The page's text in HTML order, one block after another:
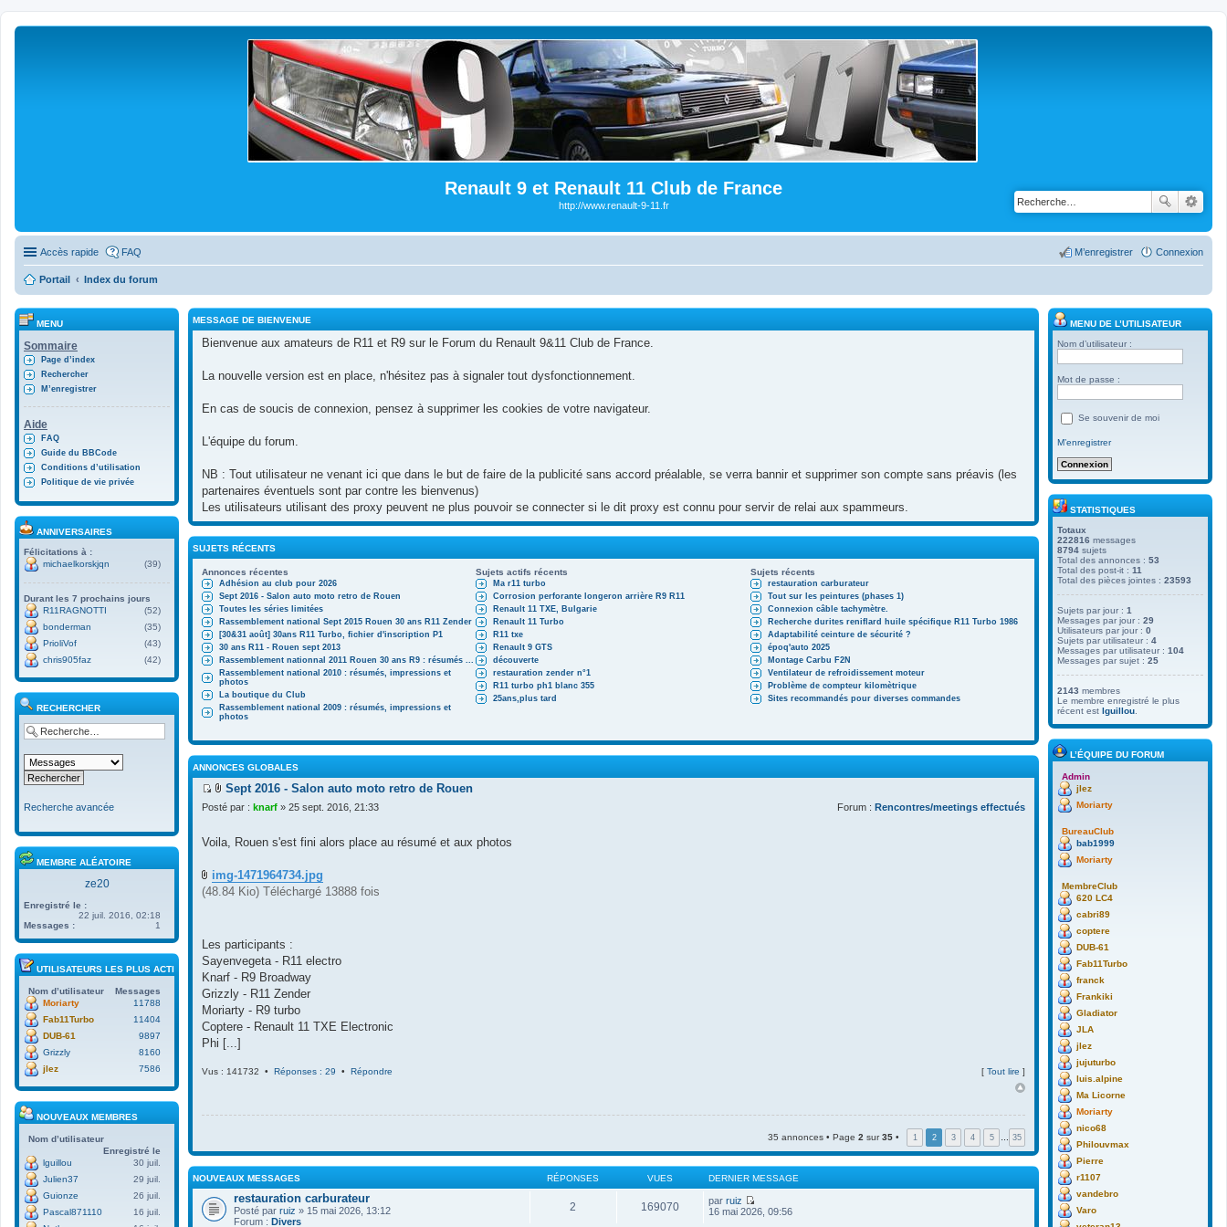
Renault 9 et Renault 11 Club de France
http://www.renault-9-11.fr
Accès rapide FAQ Connexion
M’enregistrer
Portail Index du forum
MESSAGE DE BIENVENUE
Bienvenue aux amateurs de R11 et R9 sur le Forum du Renault 9&11 Club de France.
La nouvelle version est en place, n'hésitez pas à signaler tout dysfonctionnement.
En cas de soucis de connexion, pensez à supprimer les cookies de votre navigateur.
L'équipe du forum.
NB : Tout utilisateur ne venant ici que dans le but de faire de la publicité sans accord préalable, se verra bannir et supprimer son compte sans préavis (les
partenaires éventuels sont par contre les bienvenus)
Les utilisateurs utilisant des proxy peuvent ne plus pouvoir se connecter si le dit proxy est connu pour servir de relai aux spammeurs.
SUJETS RÉCENTS
Annonces récentes Sujets actifs récents Sujets récents
Adhésion au club pour 2026
Sept 2016 - Salon auto moto retro de Rouen
Toutes les séries limitées
Rassemblement national Sept 2015 Rouen 30 ans R11 Zender
[30&31 août] 30ans R11 Turbo, fichier d'inscription P1
30 ans R11 - Rouen sept 2013
Rassemblement nationnal 2011 Rouen 30 ans R9 : résumés ...
Rassemblement national 2010 : résumés, impressions et
photos
La boutique du Club
Rassemblement national 2009 : résumés, impressions et
photos
Ma r11 turbo
Corrosion perforante longeron arrière R9 R11
Renault 11 TXE, Bulgarie
Renault 11 Turbo
R11 txe
Renault 9 GTS
découverte
restauration zender n°1
R11 turbo ph1 blanc 355
25ans,plus tard
restauration carburateur
Tout sur les peintures (phases 1)
Connexion câble tachymètre.
Recherche durites reniflard huile spécifique R11 Turbo 1986
Adaptabilité ceinture de sécurité ?
époq'auto 2025
Montage Carbu F2N
Ventilateur de refroidissement moteur
Problème de compteur kilomètrique
Sites recommandés pour diverses commandes
ANNONCES GLOBALES
o
l
d
e
r
r
m
e
s
s
a
g
e
i
i
r
(
s
n
t
(
s
)
Sept 2016 - Salon auto moto retro de Rouen
Posté par : knarf » 25 sept. 2016, 21:33 Forum : Rencontres/meetings effectués
Voila, Rouen s'est fini alors place au résumé et aux photos
img-1471964734.jpg
(48.84 Kio) Téléchargé 13888 fois
Les participants :
Sayenvegeta - R11 electro
Knarf - R9 Broadway
Grizzly - R11 Zender
Moriarty - R9 turbo
Coptere - Renault 11 TXE Electronic
Phi [...]
Vus : 141732 • Réponses : 29 • Répondre [ Tout lire ]
35 annonces • Page 2 sur35 • 1 2 3 4 5 35
NOUVEAUX MESSAGES RÉPONSES VUES DERNIER MESSAGE
restauration carburateur
Posté par ruiz » 15 mai 2026, 13:12
Forum : Divers
2 169070 par ruiz
V
16 mai 2026, 09:56
MENU
Sommaire
Page d’index
Rechercher
M’enregistrer
Aide
FAQ
Guide du BBCode
Conditions d’utilisation
Politique de vie privée
ANNIVERSAIRES
Félicitations à :
michaelkorskjqn
(39)
Durant les 7 prochains jours
R11RAGNOTTI
(52)
bonderman
(35)
PrioliVof
(43)
chris905faz
(42)
RECHERCHER
Recherche avancée
MEMBRE ALÉATOIRE
ze20
Enregistré le :
22 juil. 2016, 02:18
Messages :
1
UTILISATEURS LES PLUS ACTIFS
Nom d’utilisateur
Messages
Moriarty
11788
Fab11Turbo
11404
DUB-61
9897
Grizzly
8160
jlez
7586
NOUVEAUX MEMBRES
Nom d’utilisateur
Enregistré le
lguillou
30 juil.
Julien37
29 juil.
Guionze
26 juil.
Pascal871110
16 juil.
MENU DE L’UTILISATEUR
Nom d’utilisateur :
Mot de passe :
Se souvenir de moi
M’enregistrer
STATISTIQUES
Totaux
222816 messages
8794 sujets
Total des annonces : 53
Total des post-it : 11
Total des pièces jointes : 23593
Sujets par jour : 1
Messages par jour : 29
Utilisateurs par jour : 0
Sujets par utilisateur : 4
Messages par utilisateur : 104
Messages par sujet : 25
2143 membres
Le membre enregistré le plus
récent est lguillou
L’ÉQUIPE DU FORUM
Admin
jlez
Moriarty
BureauClub
bab1999
Moriarty
MembreClub
620 LC4
cabri89
coptere
DUB-61
Fab11Turbo
franck
Frankiki
Gladiator
JLA
jlez
jujuturbo
luis.alpine
Ma Licorne
Moriarty
nico68
Philouvmax
Pierre
r1107
vandebro
Varo